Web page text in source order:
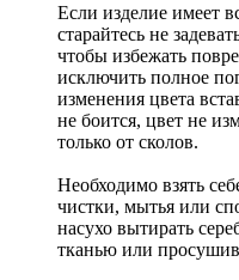
Если изделие имеет
старайтесь не
чтобы избежать
исключить полное
изменения цвета
не боится, цвет не
только от сколов.
Необходимо взять
чистки, мытья или
насухо вытирать
тканью или